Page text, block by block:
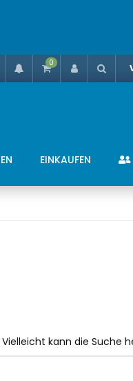
0
EINKAUFEN
kann die Suche